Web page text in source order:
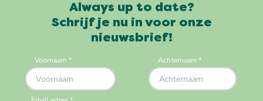
Always up to date?
Schrijf je nu in voor onze
nieuwsbrief!